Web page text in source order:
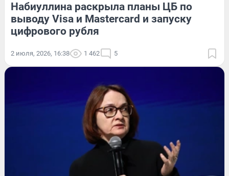
Набиуллина раскрыла планы ЦБ по
выводу Visa и Mastercard и запуску
цифрового рубля
2 июля, 2026, 16:38 1 462 5